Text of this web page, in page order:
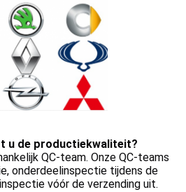
u de productiekwaliteit?
QC-team. Onze QC-teams
onderdeelinspectie tijdens de
vóór de verzending uit.